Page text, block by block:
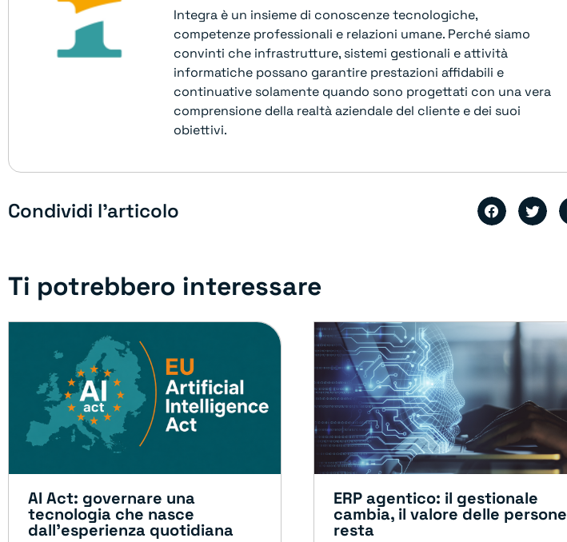
Integra è un insieme di conoscenze tecnologiche,
competenze professionali e relazioni umane. Perché siamo
convinti che infrastrutture, sistemi gestionali e attività
informatiche possano garantire prestazioni affidabili e
continuative solamente quando sono progettati con una vera
comprensione della realtà aziendale del cliente e dei suoi
obiettivi.
Condividi l'articolo
Ti potrebbero interessare
AI Act: governare una
tecnologia che nasce
dall’esperienza quotidiana
ERP agentico: il gestionale
cambia, il valore delle persone
resta